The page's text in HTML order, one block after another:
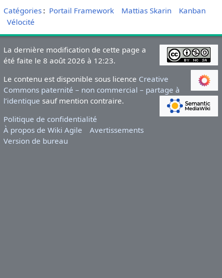
Catégories: Portail Framework Mattias Skarin
Kanban
Vélocité
La dernière modification de cette page a
été faite le 8 août 2026 à 12:23.
Le contenu est disponible sous licence Creative
Commons paternité – non commercial – partage à
l’identique sauf mention contraire.
Politique de confidentialité
À propos de Wiki Agile
Avertissements
Version de bureau